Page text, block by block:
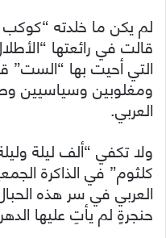
لم يكن ما خلدته
قالت في رائعتها
التي أحيت بها
ومغلوبين وسياسيين
العربي.
ولا تكفي “ألف ليلة
كلثوم” في الذاكرة
العربي في سر هذه
حنجرةٍ لم يأتِ عليها